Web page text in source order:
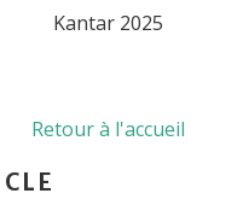
Kantar 2025
Retour à l'accueil